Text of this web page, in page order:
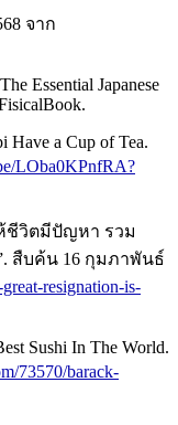
จาก
Essential Japanese
Have a Cup of Tea.
LOba0KPnfRA?
ห้ชีวิตมีปัญหา รวม
สืบค้น 16 กุมภาพันธ์
resignation-is-
Sushi In The World.
73570/barack-